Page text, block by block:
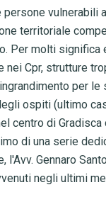
persone vulnerabili
territoriale
Per molti significa
nei Cpr, strutture
per
ospiti (ultimo
centro di
di una serie
l'Avv. Gennaro
negli ultimi